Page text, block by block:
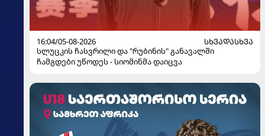
16:04/05-08-2026
ᲡᲮᲕᲐᲓᲐᲡᲮᲕᲐ
სლუცკის ჩასვრილი და "რუბინის" განავალში
ჩამგდები უწოდეს - სიომინმა დაიცვა